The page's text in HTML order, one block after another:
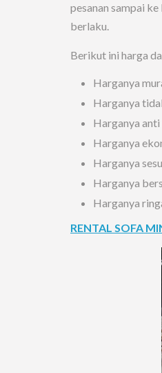
pesanan sampai
berlaku.
Berikut ini harga
Harganya
Harganya
Harganya anti
Harganya
Harganya
Harganya
Harganya
RENTAL SOFA